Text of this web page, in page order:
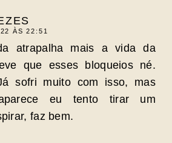
ÀS 22:51
atrapalha mais a vida da
que esses bloqueios né.
sofri muito com isso, mas
eu tento tirar um
faz bem.